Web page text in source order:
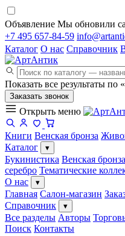
Объявление Мы обновили
+7 495 657-84-59
Каталог О нас Справочник
Показать все результаты по «
Заказать звонок
Открыть меню
Книги Венская бронза
Каталог
▾
Букинистика Венская бронза
серебро Тематические
О нас
▾
Главная Салон-магазин
Справочник
▾
Все разделы Авторы
Поиск Контакты